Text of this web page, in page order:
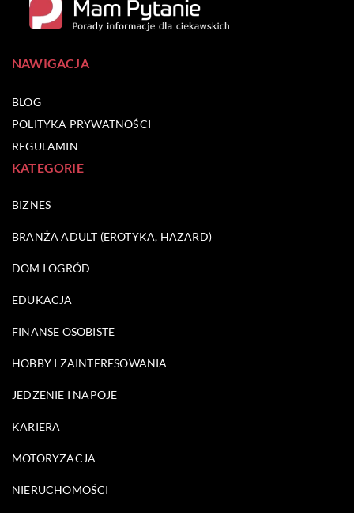
NAWIGACJA
BLOG
POLITYKA PRYWATNOŚCI
REGULAMIN
KATEGORIE
BIZNES
BRANŻA ADULT (EROTYKA, HAZARD)
DOM I OGRÓD
EDUKACJA
FINANSE OSOBISTE
HOBBY I ZAINTERESOWANIA
JEDZENIE I NAPOJE
KARIERA
MOTORYZACJA
NIERUCHOMOŚCI